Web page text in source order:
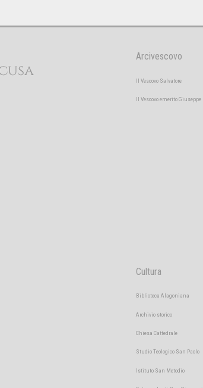
Arcivescovo
Il Vescovo Salvatore
Il Vescovo emerito Giuseppe
Cultura
Biblioteca Alagoniana
Archivio storico
Chiesa Cattedrale
Studio Teologico San Paolo
Istituto San Metodio